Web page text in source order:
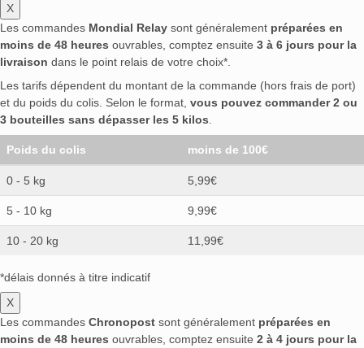
X
Les commandes Mondial Relay sont généralement préparées en
moins de 48 heures ouvrables, comptez ensuite 3 à 6 jours pour la
livraison dans le point relais de votre choix*.
Les tarifs dépendent du montant de la commande (hors frais de port)
et du poids du colis. Selon le format, vous pouvez commander 2 ou
3 bouteilles sans dépasser les 5 kilos
Poids du colis moins de 100€
0 - 5 kg 5,99€
5 - 10 kg 9,99€
10 - 20 kg 11,99€
*délais donnés à titre indicatif
X
Les commandes Chronopost sont généralement préparées en
moins de 48 heures ouvrables, comptez ensuite 2 à 4 jours pour la